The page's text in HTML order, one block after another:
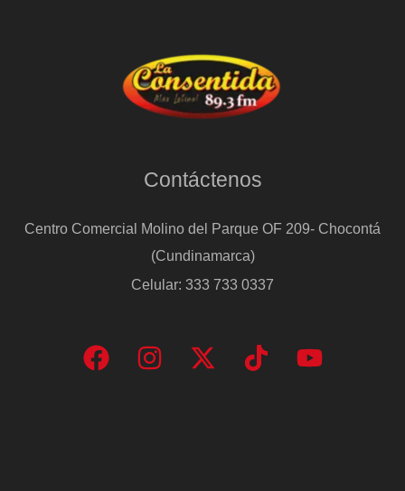
Contáctenos
Centro Comercial Molino del Parque OF 209- Chocontá
(Cundinamarca)
Celular: 333 733 0337